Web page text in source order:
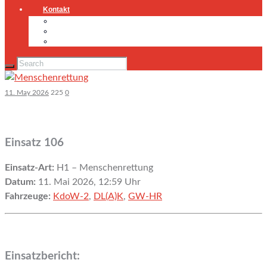
Kontakt
11. May 2026 225 0
Einsatz 106
Einsatz-Art: H1 – Menschenrettung
Datum: 11. Mai 2026, 12:59 Uhr
Fahrzeuge: KdoW-2, DL(A)K, GW-HR
Einsatzbericht: